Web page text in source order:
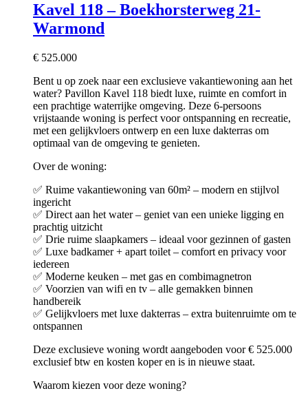
Kavel 118 – Boekhorsterweg 21-
Warmond
€ 525.000
Bent u op zoek naar een exclusieve vakantiewoning aan het
water? Pavillon Kavel 118 biedt luxe, ruimte en comfort in
een prachtige waterrijke omgeving. Deze 6-persoons
vrijstaande woning is perfect voor ontspanning en recreatie,
met een gelijkvloers ontwerp en een luxe dakterras om
optimaal van de omgeving te genieten.
Over de woning:
✅ Ruime vakantiewoning van 60m² – modern en stijlvol
ingericht
✅ Direct aan het water – geniet van een unieke ligging en
prachtig uitzicht
✅ Drie ruime slaapkamers – ideaal voor gezinnen of gasten
✅ Luxe badkamer + apart toilet – comfort en privacy voor
iedereen
✅ Moderne keuken – met gas en combimagnetron
✅ Voorzien van wifi en tv – alle gemakken binnen
handbereik
✅ Gelijkvloers met luxe dakterras – extra buitenruimte om te
ontspannen
Deze exclusieve woning wordt aangeboden voor € 525.000
exclusief btw en kosten koper en is in nieuwe staat.
Waarom kiezen voor deze woning?